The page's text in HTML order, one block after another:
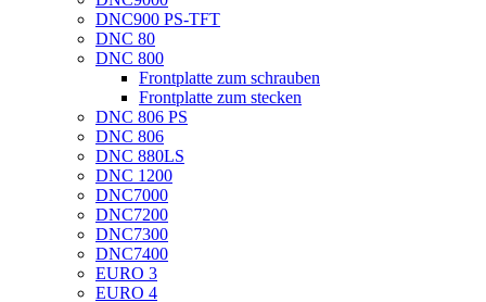
DNC900 PS-TFT
DNC 80
DNC 800
Frontplatte zum schrauben
Frontplatte zum stecken
DNC 806 PS
DNC 806
DNC 880LS
DNC 1200
DNC7000
DNC7200
DNC7300
DNC7400
EURO 3
EURO 4